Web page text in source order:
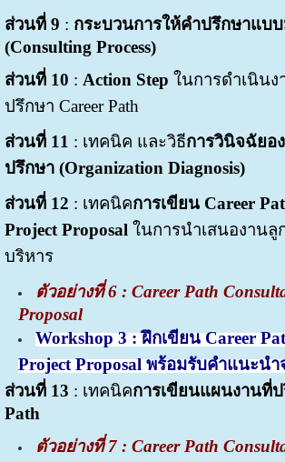
ส่วนที่ 9 : กระบวนการให้คำปรึกษาแบ
(Consulting Process)
ส่วนที่ 10 : Action Step ในการดำเนินง
ปรึกษา Career Path
ส่วนที่ 11 : เทคนิค และวิธีการวินิจฉัยอ
ปรึกษา (Organization Diagnosis)
ส่วนที่ 12 : เทคนิคการเขียน Career
Project Proposalในการนำเสนองานลู
บริหาร
ตัวอย่างที่6 : Career Path
Proposal
Workshop 3 : ฝึกเขียน Career
Project Proposal พร้อมรับคำแนะน
ส่วนที่ 13 : เทคนิคการเขียนแผนงานที่
Path
ตัวอย่างที่7 : Career Path